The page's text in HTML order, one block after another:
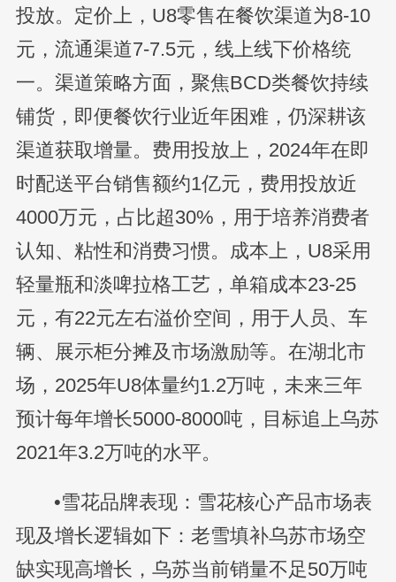
投放。定价上，U8零售在餐饮渠道为8-10
元，流通渠道7-7.5元，线上线下价格统
一。渠道策略方面，聚焦BCD类餐饮持续
铺货，即便餐饮行业近年困难，仍深耕该
渠道获取增量。费用投放上，2024年在即
时配送平台销售额约1亿元，费用投放近
4000万元，占比超30%，用于培养消费者
认知、粘性和消费习惯。成本上，U8采用
轻量瓶和淡啤拉格工艺，单箱成本23-25
元，有22元左右溢价空间，用于人员、车
辆、展示柜分摊及市场激励等。在湖北市
场，2025年U8体量约1.2万吨，未来三年
预计每年增长5000-8000吨，目标追上乌苏
2021年3.2万吨的水平。
•雪花品牌表现：雪花核心产品市场表
现及增长逻辑如下：老雪填补乌苏市场空
缺实现高增长，乌苏当前销量不足50万吨